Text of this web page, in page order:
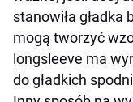
stanowiła gładka
mogą tworzyć
longsleeve ma
do gładkich